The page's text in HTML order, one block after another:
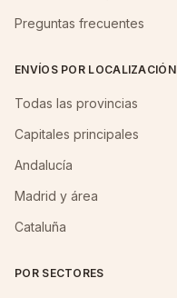
Preguntas frecuentes
ENVÍOS POR LOCALIZACIÓN
Todas las provincias
Capitales principales
Andalucía
Madrid y área
Cataluña
POR SECTORES